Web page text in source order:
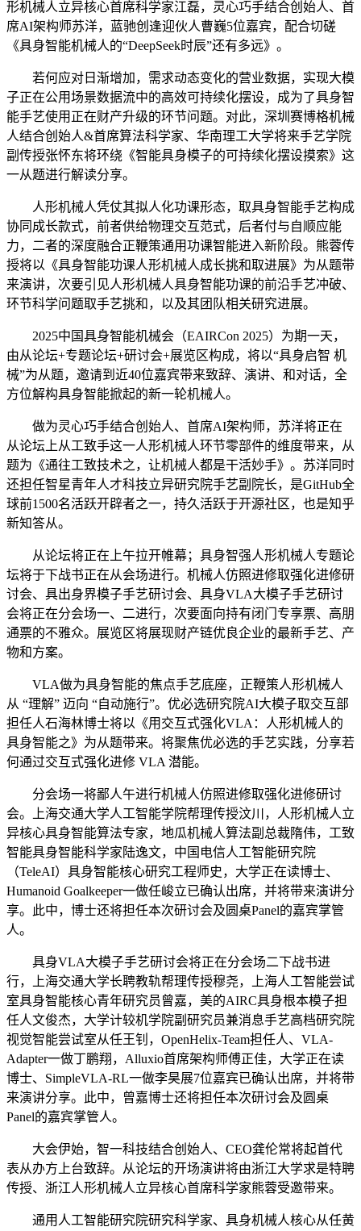
形机械人立异核心首席科学家江磊，灵心巧手结合创始人、首
席AI架构师苏洋，蓝驰创逢迎伙人曹巍5位嘉宾，配合切磋
《具身智能机械人的“DeepSeek时辰”还有多远》。
若何应对日渐增加，需求动态变化的营业数据，实现大模
子正在公用场景数据流中的高效可持续化摆设，成为了具身智
能手艺使用正在财产升级的环节问题。对此，深圳赛博格机械
人结合创始人&首席算法科学家、华南理工大学将来手艺学院
副传授张怀东将环绕《智能具身模子的可持续化摆设摸索》这
一从题进行解读分享。
人形机械人凭仗其拟人化功课形态，取具身智能手艺构成
协同成长款式，前者供给物理交互范式，后者付与自顺应能
力，二者的深度融合正鞭策通用功课智能进入新阶段。熊蓉传
授将以《具身智能功课人形机械人成长挑和取进展》为从题带
来演讲，次要引见人形机械人具身智能功课的前沿手艺冲破、
环节科学问题取手艺挑和，以及其团队相关研究进展。
2025中国具身智能机械会（EAIRCon 2025）为期一天，
由从论坛+专题论坛+研讨会+展览区构成，将以“具身启智 机
械”为从题，邀请到近40位嘉宾带来致辞、演讲、和对话，全
方位解构具身智能掀起的新一轮机械人。
做为灵心巧手结合创始人、首席AI架构师，苏洋将正在
从论坛上从工致手这一人形机械人环节零部件的维度带来，从
题为《通往工致技术之，让机械人都是干活妙手》。苏洋同时
还担任智星青年人才科技立异研究院手艺副院长，是GitHub全
球前1500名活跃开辟者之一，持久活跃于开源社区，也是知乎
新知答从。
从论坛将正在上午拉开帷幕；具身智强人形机械人专题论
坛将于下战书正在从会场进行。机械人仿照进修取强化进修研
讨会、具出身界模子手艺研讨会、具身VLA大模子手艺研讨
会将正在分会场一、二进行，次要面向持有闭门专享票、高朋
通票的不雅众。展览区将展现财产链优良企业的最新手艺、产
物和方案。
VLA做为具身智能的焦点手艺底座，正鞭策人形机械人
从 “理解” 迈向 “自动施行”。优必选研究院AI大模子取交互部
担任人石海林博士将以《用交互式强化VLA：人形机械人的
具身智能之》为从题带来。将聚焦优必选的手艺实践，分享若
何通过交互式强化进修 VLA 潜能。
分会场一将鄙人午进行机械人仿照进修取强化进修研讨
会。上海交通大学人工智能学院帮理传授汶川，人形机械人立
异核心具身智能算法专家，地瓜机械人算法副总裁隋伟，工致
智能具身智能科学家陆逸文，中国电信人工智能研究院
（TeleAI）具身智能核心研究工程师史，大学正在读博士、
Humanoid Goalkeeper一做任峻立已确认出席，并将带来演讲分
享。此中，博士还将担任本次研讨会及圆桌Panel的嘉宾掌管
人。
具身VLA大模子手艺研讨会将正在分会场二下战书进
行，上海交通大学长聘教轨帮理传授穆尧，上海人工智能尝试
室具身智能核心青年研究员曾嘉，美的AIRC具身根本模子担
任人文俊杰，大学计较机学院副研究员兼消息手艺高档研究院
视觉智能尝试室从任王钊，OpenHelix-Team担任人、VLA-
Adapter一做丁鹏翔，Alluxio首席架构师傅正佳，大学正在读
博士、SimpleVLA-RL一做李昊展7位嘉宾已确认出席，并将带
来演讲分享。此中，曾嘉博士还将担任本次研讨会及圆桌
Panel的嘉宾掌管人。
大会伊始，智一科技结合创始人、CEO龚伦常将起首代
表从办方上台致辞。从论坛的开场演讲将由浙江大学求是特聘
传授、浙江人形机械人立异核心首席科学家熊蓉受邀带来。
通用人工智能研究院研究科学家、具身机械人核心从任黄